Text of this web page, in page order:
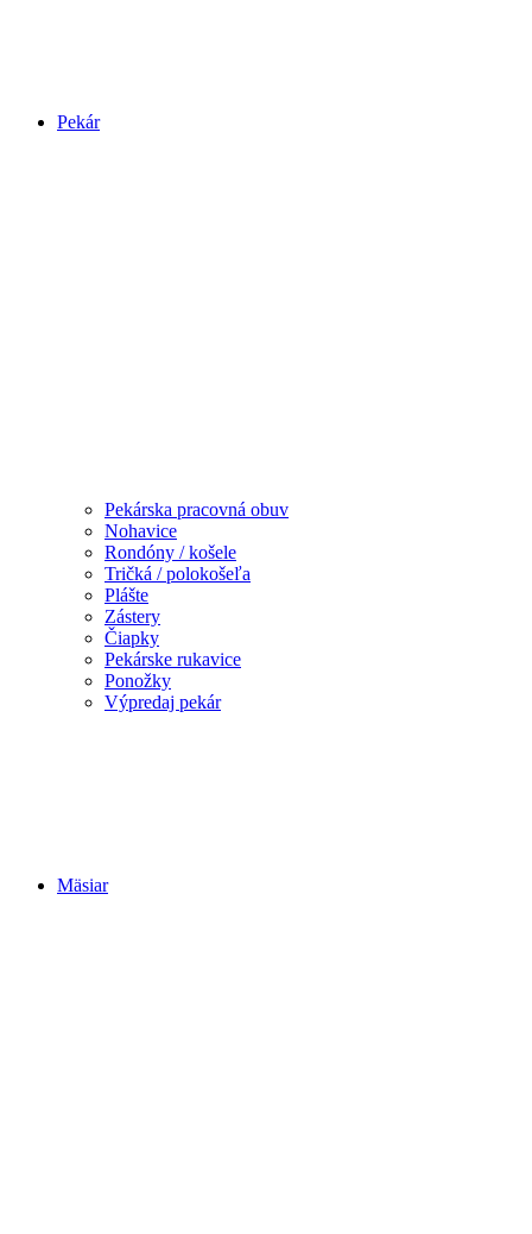
Pekár
Pekárska pracovná obuv
Nohavice
Rondóny / košele
Tričká / polokošeľa
Plášte
Zástery
Čiapky
Pekárske rukavice
Ponožky
Výpredaj pekár
Mäsiar